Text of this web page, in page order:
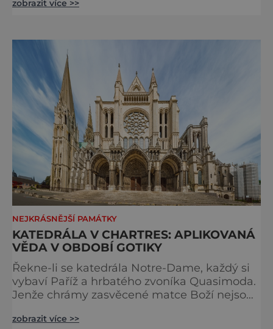
Londýna, se tyčí gigantická stavba,
chtěli komplex dobýt. Za bezmála 950 let
jeho existence z
zobrazit více >>
NEJKRÁSNĚJŠÍ PAMÁTKY
KATEDRÁLA V CHARTRES: APLIKOVANÁ
VĚDA V OBDOBÍ GOTIKY
Řekne-li se katedrála Notre-Dame, každý si
vybaví Paříž a hrbatého zvoníka Quasimoda.
Jenže chrámy zasvěcené matce Boží nejsou
obyvatelé města Rouen se mohou pochlubit
zobrazit více >>